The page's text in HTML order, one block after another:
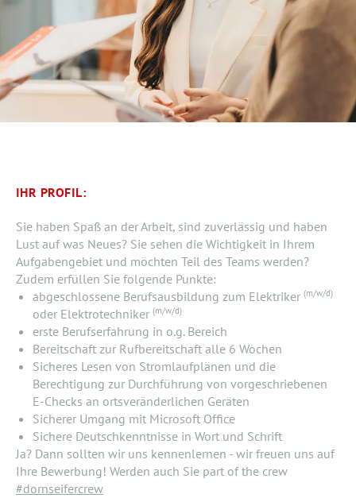
IHR PROFIL:
Sie haben Spaß an der Arbeit, sind zuverlässig und haben
Lust auf was Neues? Sie sehen die Wichtigkeit in Ihrem
Aufgabengebiet und möchten Teil des Teams werden?
Zudem erfüllen Sie folgende Punkte:
abgeschlossene Berufsausbildung zum Elektriker (m/w/d)
oder Elektrotechniker (m/w/d)
erste Berufserfahrung in o.g. Bereich
Bereitschaft zur Rufbereitschaft alle 6 Wochen
Sicheres Lesen von Stromlaufplänen und die
Berechtigung zur Durchführung von vorgeschriebenen
E-Checks an ortsveränderlichen Geräten
Sicherer Umgang mit Microsoft Office
Sichere Deutschkenntnisse in Wort und Schrift
Ja? Dann sollten wir uns kennenlernen - wir freuen uns auf
Ihre Bewerbung! Werden auch Sie part of the crew
#dornseifercrew